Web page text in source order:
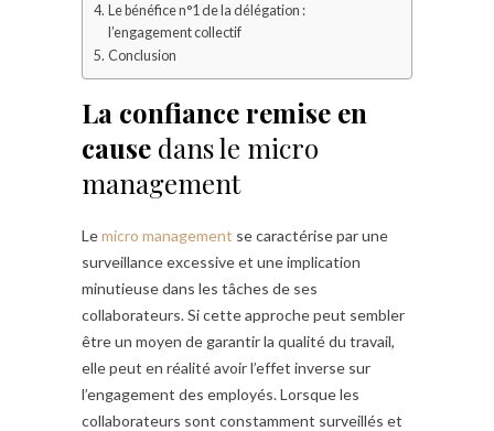
Le bénéfice n°1 de la délégation :
l’engagement collectif
Conclusion
La confiance remise en
cause dans le micro
management
Lemicro management se caractérise par une
surveillance excessive et une implication
minutieuse dans les tâches de ses
collaborateurs. Si cette approche peut sembler
être un moyen de garantir la qualité du travail,
elle peut en réalité avoir l’effet inverse sur
l’engagement des employés. Lorsque les
collaborateurs sont constamment surveillés et